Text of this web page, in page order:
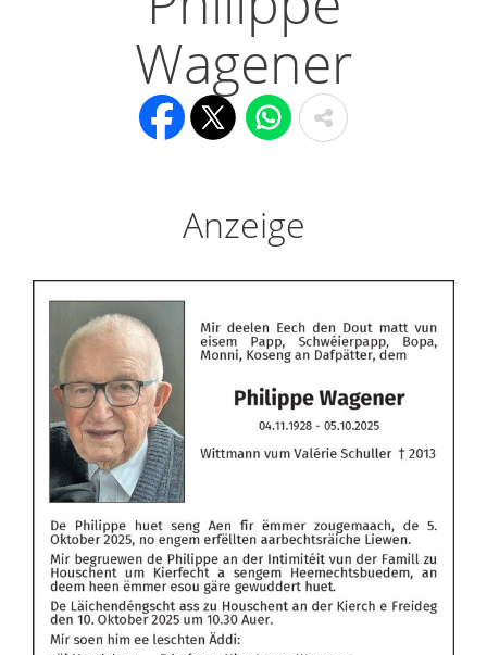
Wagener
Anzeige